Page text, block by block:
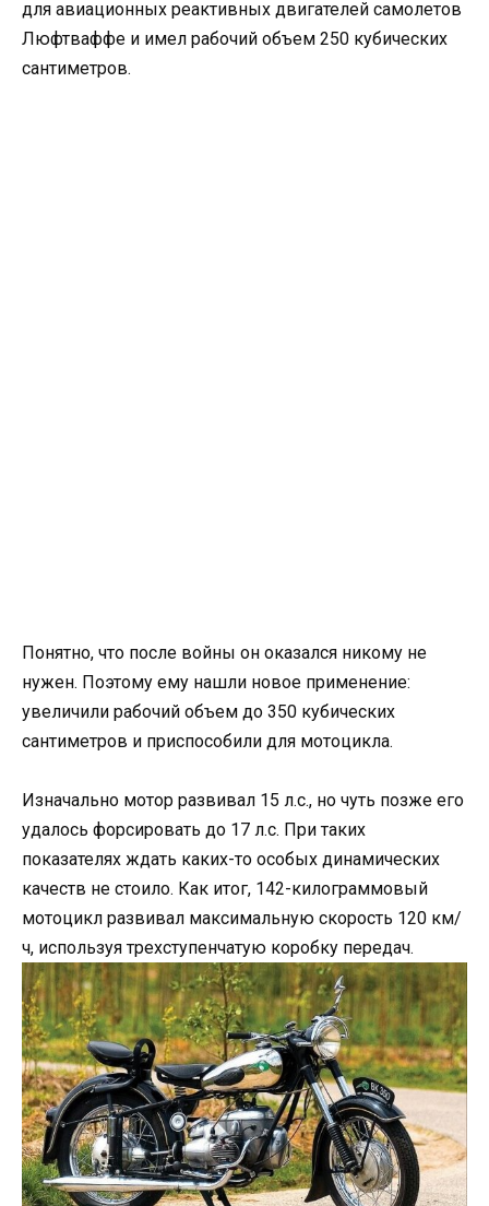
для авиационных реактивных двигателей самолетов
Люфтваффе и имел рабочий объем 250 кубических
сантиметров.
Понятно, что после войны он оказался никому не
нужен. Поэтому ему нашли новое применение:
увеличили рабочий объем до 350 кубических
сантиметров и приспособили для мотоцикла.
Изначально мотор развивал 15 л.с., но чуть позже его
удалось форсировать до 17 л.с. При таких
показателях ждать каких-то особых динамических
качеств не стоило. Как итог, 142-килограммовый
мотоцикл развивал максимальную скорость 120 км/
ч, используя трехступенчатую коробку передач.